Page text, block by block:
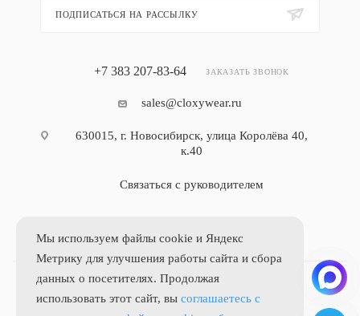
ПОДПИСАТЬСЯ НА РАССЫЛКУ
+7 383 207-83-64 ЗАКАЗАТЬ ЗВОНОК
sales@cloxywear.ru
630015, г. Новосибирск, улица Королёва 40,
к.40
Связаться с руководителем
Мы используем файлы cookie и Яндекс
Метрику для улучшения работы сайта и сбора
данных о посетителях. Продолжая
использовать этот сайт, вы соглашаетесь с